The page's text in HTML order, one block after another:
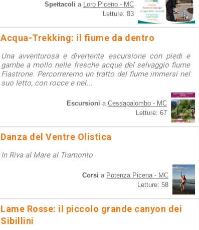
Spettacoli a Loro Piceno - MC
Letture: 83
Acqua-Trekking: il fiume da dentro
Una avventurosa e divertente escursione con piedi e
gambe a mollo nelle fresche acque del selvaggio fiume
Fiastrone. Percorreremo un tratto del fiume immersi nel
suo letto, con rocce e nel...
Escursioni a Cessapalombo - MC
Letture: 67
Danza del Ventre Olistica
In Riva al Mare al Tramonto
Corsi a Potenza Picena - MC
Letture: 58
Lame Rosse: il piccolo grande canyon dei
Sibillini